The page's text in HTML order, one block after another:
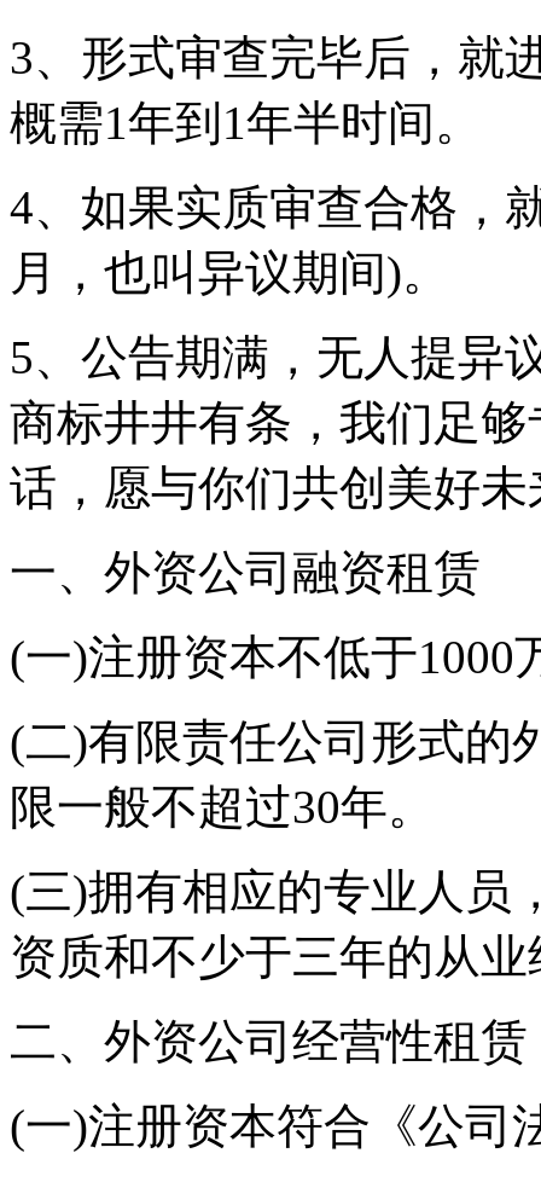
3、形式审查完毕后，就
概需1年到1年半时间。
4、如果实质审查合格，
月，也叫异议期间)。
5、公告期满，无人提异
商标井井有条，我们足
话，愿与你们共创美好未
一、外资公司融资租赁
(一)注册资本不低于1000
(二)有限责任公司形式的
限一般不超过30年。
(三)拥有相应的专业人员
资质和不少于三年的从业
二、外资公司经营性租赁
(一)注册资本符合《公司